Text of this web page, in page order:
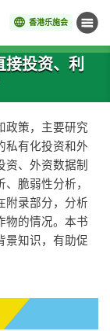
香港乐施会 菜单
投资、利
政策，主要研究
私有化投资和外
资、外资数据制
脆弱性分析，
附录部分，分析
物的情况。本书
景知识，有助促